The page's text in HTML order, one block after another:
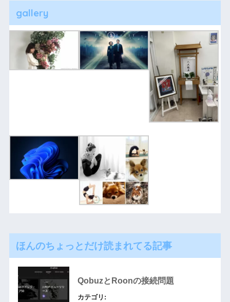
gallery
ほんのちょっとだけ読まれてる記事
QobuzとRoonの接続問題
カテゴリ: